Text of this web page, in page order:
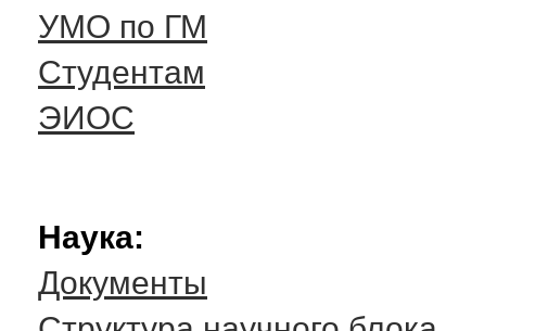
УМО по ГМ
Студентам
ЭИОС
Наука:
Документы